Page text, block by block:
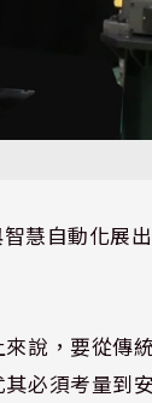
慧自動化展
說，要從傳
必須考量到